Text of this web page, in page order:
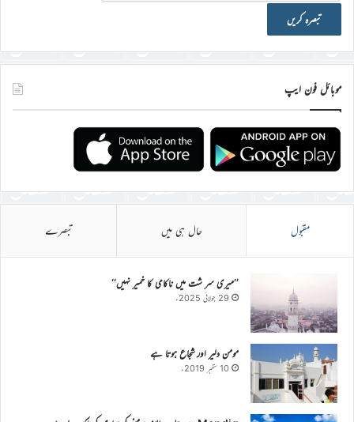
موبائل فون ایپ
مقبول حال ہی میں تبصرے
’’میری سر شت میں ناکامی کا خمیر نہیں‘‘
29 جولائی 2025ء
مومن دلیر اور شجاع ہوتا ہے
10 ستمبر 2019ء